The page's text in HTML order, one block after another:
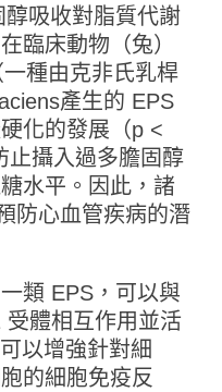
吸收對脂質代謝
臨床動物（兔）
種由克非氏乳桿
產生的 EPS
化的發展（p <
止攝入過多膽固醇
水平。因此，諸
防心血管疾病的潛
類 EPS，可以與
受體相互作用並活
以增強針對細
的細胞免疫反